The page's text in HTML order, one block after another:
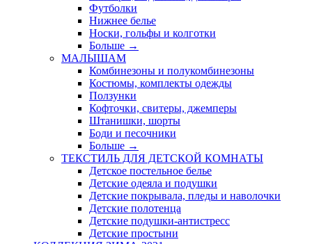
Футболки
Нижнее белье
Носки, гольфы и колготки
Больше →
МАЛЫШАМ
Комбинезоны и полукомбинезоны
Костюмы, комплекты одежды
Ползунки
Кофточки, свитеры, джемперы
Штанишки, шорты
Боди и песочники
Больше →
ТЕКСТИЛЬ ДЛЯ ДЕТСКОЙ КОМНАТЫ
Детское постельное белье
Детские одеяла и подушки
Детские покрывала, пледы и наволочки
Детские полотенца
Детские подушки-антистресс
Детские простыни